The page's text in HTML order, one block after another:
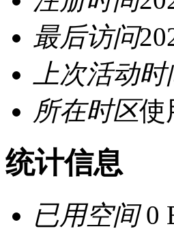
最后访问
上次活动时
所在时区使
统计信息
已用空间0